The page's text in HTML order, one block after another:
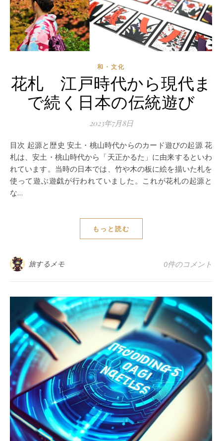
和・文化
花札 江戸時代から現代ま
で続く日本の伝統遊び
2023年7月8日
目次 起源と歴史 安土・桃山時代からのカード遊びの起源 花
札は、安土・桃山時代から「天正かるた」に由来するといわ
れています。当時の日本では、竹や木の板に絵を描いた札を
使って遊ぶ遊戯が行われていました。これが花札の起源と
な…
もっと読む
旅するメモ 0件のコメント